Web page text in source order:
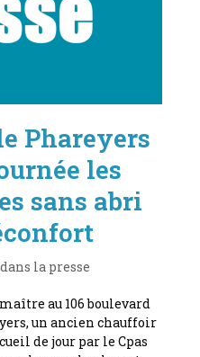
Phareyers
les
sans abri
la presse
au 106 boulevard
un ancien chauffoir
de jour par le Cpas